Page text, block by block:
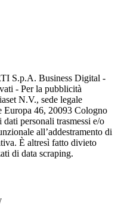
S.p.A. Business Digital -
- Per la pubblicità
N.V., sede legale
Europa 46, 20093 Cologno
personali trasmessi e/o
all’addestramento di
È altresì fatto divieto
di data scraping.